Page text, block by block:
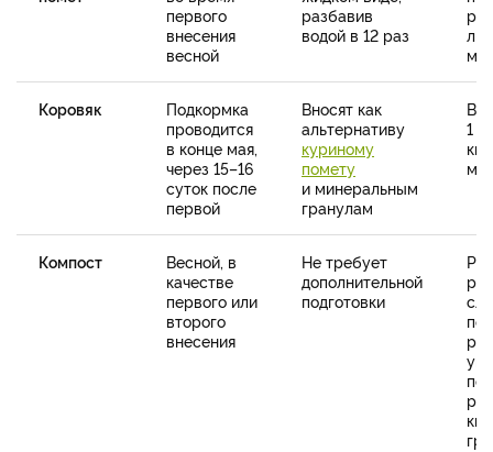
первого
внесения
весной
разбавив
водой в 12 раз
м
Коровяк
Подкормка
проводится
в конце мая,
через 15–16
суток после
первой
Вносят как
альтернативу
куриному
помету
и минеральным
гранулам
1 л
Компост
Весной, в
качестве
первого или
второго
внесения
Не требует
дополнительной
подготовки